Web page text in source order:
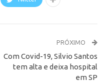
PRÓXIMO
Com Covid-19, Silvio Santos
tem alta e deixa hospital
em SP